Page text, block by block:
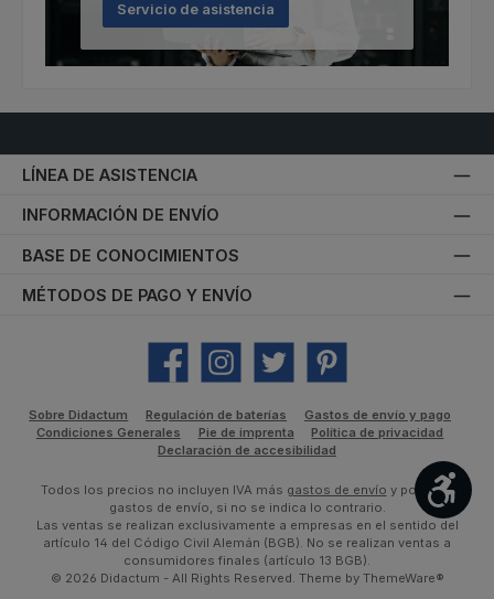
Servicio de asistencia
LÍNEA DE ASISTENCIA
INFORMACIÓN DE ENVÍO
BASE DE CONOCIMIENTOS
MÉTODOS DE PAGO Y ENVÍO
Facebook Instagram Twitter Pinterest
Sobre Didactum Regulación de baterías
Gastos de envío y pago
Condiciones Generales
Pie de imprenta
Política de privacidad
Declaración de accesibilidad
Todos los precios no incluyen IVA más gastos de envío y posibles
gastos de envío, si no se indica lo contrario.
Las ventas se realizan exclusivamente a empresas en el sentido del
artículo 14 del Código Civil Alemán (BGB). No se realizan ventas a
consumidores finales (artículo 13 BGB).
© 2026 Didactum - All Rights Reserved. Theme by ThemeWare®